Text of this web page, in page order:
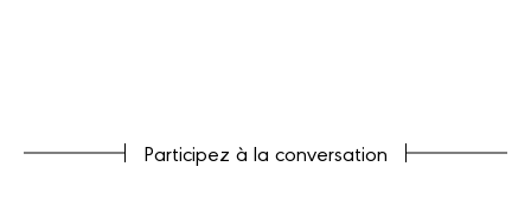
Participez à la conversation